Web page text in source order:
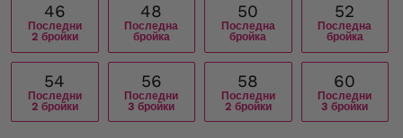
46
Последни
2 бройки
48
Последна
бройка
50
Последна
бройка
52
Последна
бройка
54
Последни
2 бройки
56
Последни
3 бройки
58
Последни
2 бройки
60
Последни
3 бройки